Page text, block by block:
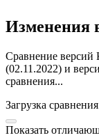
Изменения
Сравнение версий
(02.11.2022) и
сравнения...
Загрузка
Показать